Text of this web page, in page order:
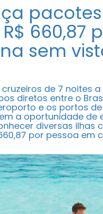
R$
sem
de 7 noites
diretos entre o
e os portos
a oportunidade de
diversas ilhas
por pessoa em